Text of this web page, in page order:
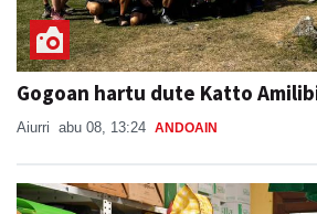
Gogoan hartu dute Katto
Aiurri abu 08, 13:24 ANDOAIN